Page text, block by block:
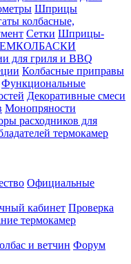
Шприцы
колбасные,
Сетки Шприцы-
ЕМКОЛБАСКИ
для гриля и BBQ
Колбасные приправы
Функциональные
Декоративные смеси
Монопряности
расходников для
термокамер
Официальные
кабинет Проверка
термокамер
и ветчин Форум